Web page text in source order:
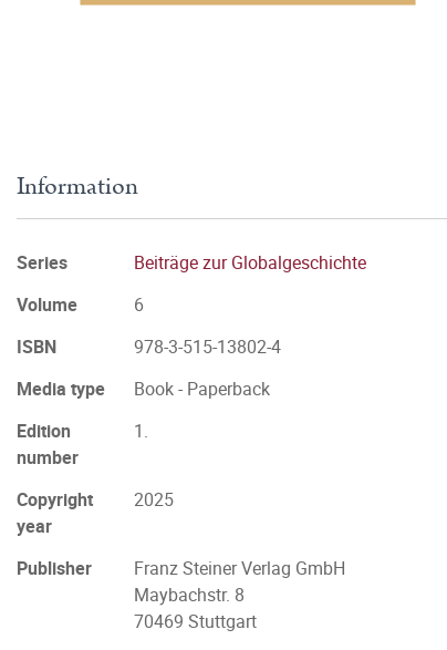
Information
Series
Beiträge zur Globalgeschichte
Volume
6
ISBN
978-3-515-13802-4
Media type
Book - Paperback
Edition
number
1.
Copyright
year
2025
Publisher
Franz Steiner Verlag GmbH
Maybachstr. 8
70469 Stuttgart